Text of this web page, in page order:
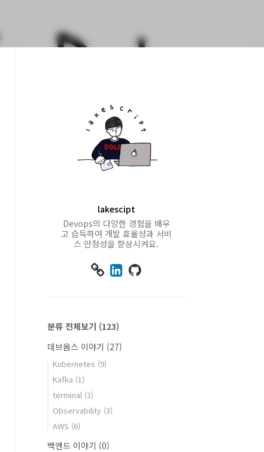
lakescipt
Devops의 다양한 경험을 배우
고 습득하여 개발 효율성과 서비
스 안정성을 향상시켜요.
  
분류 전체보기 (123)
데브옵스 이야기 (27)
Kubernetes (9)
Kafka (1)
terminal (3)
Observability (3)
AWS (6)
백엔드 이야기 (0)